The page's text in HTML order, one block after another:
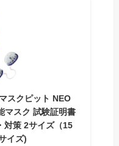
スクピット NEO
マスク 試験証明書
対策 2サイズ（15
イズ)